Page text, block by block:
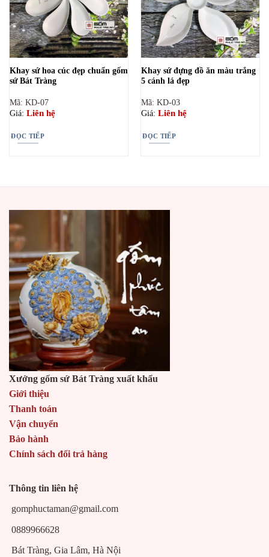
Khay sứ hoa cúc đẹp chuẩn gốm
sứ Bát Tràng
Mã: KD-07
Giá: Liên hệ
ĐỌC TIẾP
Khay sứ đựng đồ ăn màu trắng
5 cánh lá đẹp
Mã: KD-03
Giá: Liên hệ
ĐỌC TIẾP
Xưởng gốm sứ Bát Tràng xuất khẩu
Giới thiệu
Thanh toán
Vận chuyển
Bảo hành
Chính sách đổi trả hàng
Thông tin liên hệ
gomphuctaman@gmail.com
0889966628
Bát Tràng, Gia Lâm, Hà Nội